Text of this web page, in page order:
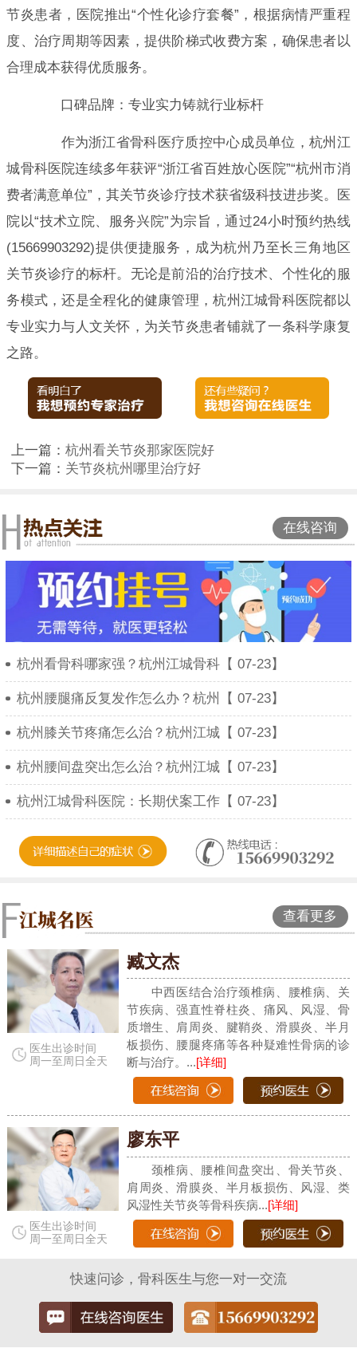
节炎患者，医院推出“个性化诊疗套餐”，根据病情严重程
度、治疗周期等因素，提供阶梯式收费方案，确保患者以
合理成本获得优质服务。
口碑品牌：专业实力铸就行业标杆
作为浙江省骨科医疗质控中心成员单位，杭州江
城骨科医院连续多年获评“浙江省百姓放心医院”“杭州市消
费者满意单位”，其关节炎诊疗技术获省级科技进步奖。医
院以“技术立院、服务兴院”为宗旨，通过24小时预约热线
(15669903292)提供便捷服务，成为杭州乃至长三角地区
关节炎诊疗的标杆。无论是前沿的治疗技术、个性化的服
务模式，还是全程化的健康管理，杭州江城骨科医院都以
专业实力与人文关怀，为关节炎患者铺就了一条科学康复
之路。
上一篇： 杭州看关节炎那家医院好
下一篇： 关节炎杭州哪里治疗好
在线咨询
杭州看骨科哪家强？杭州江城骨科【 07-23】
杭州腰腿痛反复发作怎么办？杭州【 07-23】
杭州膝关节疼痛怎么治？杭州江城【 07-23】
杭州腰间盘突出怎么治？杭州江城【 07-23】
杭州江城骨科医院：长期伏案工作【 07-23】
查看更多
医生出诊时间
周一至周日全天
臧文杰
中西医结合治疗颈椎病、腰椎病、关
节疾病、强直性脊柱炎、痛风、风湿、骨
质增生、肩周炎、腱鞘炎、滑膜炎、半月
板损伤、腰腿疼痛等各种疑难性骨病的诊
断与治疗。...[详细]
医生出诊时间
周一至周日全天
廖东平
颈椎病、腰椎间盘突出、骨关节炎、
肩周炎、滑膜炎、半月板损伤、风湿、类
风湿性关节炎等骨科疾病...[详细]
快速问诊，骨科医生与您一对一交流